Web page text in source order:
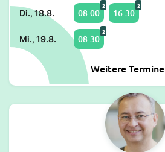
Di., 18.8. 08:00
2
16:30
2
Mi., 19.8. 08:30
2
Weitere Termine